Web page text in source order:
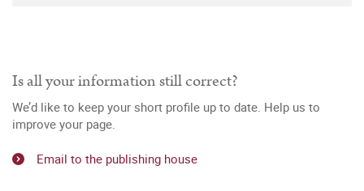
Is all your information still correct?
We’d like to keep your short profile up to date. Help us to
improve your page.
Email to the publishing house